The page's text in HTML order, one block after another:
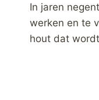
In jaren
werken en te
hout dat